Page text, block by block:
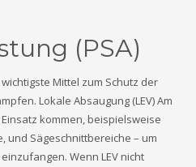
(PSA)
Mittel zum Schutz der
Lokale Absaugung (LEV) Am
kommen, beispielsweise
und Sägeschnittbereiche – um
Wenn LEV nicht